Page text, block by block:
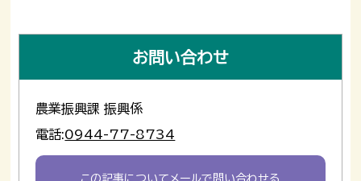
お問い合わせ
農業振興課 振興係
電話:0944-77-8734
この記事についてメールで問い合わせる